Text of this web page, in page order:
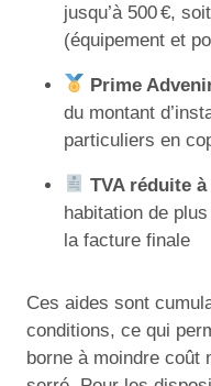
jusqu’à 500 €,
(équipement et
Prime
du montant
particuliers en
TVA réduite à
habitation de
la facture finale
Ces aides sont
conditions, ce qui
borne à moindre coût